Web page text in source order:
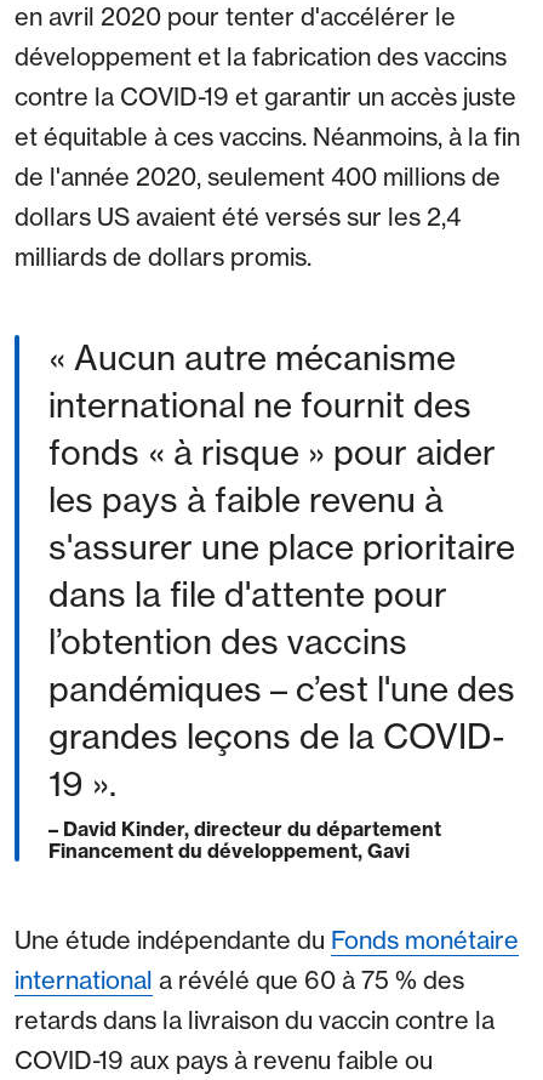
en avril 2020 pour tenter d'accélérer le
développement et la fabrication des vaccins
contre la COVID-19 et garantir un accès juste
et équitable à ces vaccins. Néanmoins, à la fin
de l'année 2020, seulement 400 millions de
dollars US avaient été versés sur les 2,4
milliards de dollars promis.
« Aucun autre mécanisme
international ne fournit des
fonds « à risque » pour aider
les pays à faible revenu à
s'assurer une place prioritaire
dans la file d'attente pour
l’obtention des vaccins
pandémiques – c’est l'une des
grandes leçons de la COVID-
19 ».
– David Kinder, directeur du département
Financement du développement, Gavi
Une étude indépendante du Fonds monétaire
international a révélé que 60 à 75 % des
retards dans la livraison du vaccin contre la
COVID-19 aux pays à revenu faible ou